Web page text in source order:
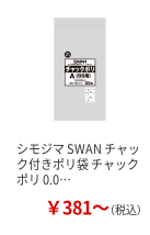
ません
シモジマ SWAN チャッ
ク付きポリ袋 チャック
ポリ 0.0…
￥381～（税込）